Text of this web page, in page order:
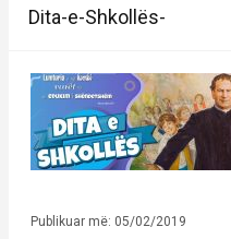
Dita-e-Shkollës-
Publikuar më: 05/02/2019